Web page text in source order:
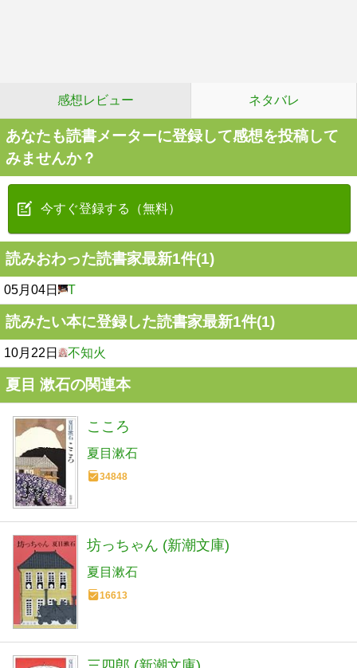
感想レビュー ネタバレ
あなたも読書メーターに登録して感想を投稿して
みませんか？
今すぐ登録する（無料）
読みおわった読書家最新1件(1)
05月04日 T
読みたい本に登録した読書家最新1件(1)
10月22日 不知火
夏目 漱石の関連本
こころ
夏目漱石
34848
坊っちゃん (新潮文庫)
夏目漱石
16613